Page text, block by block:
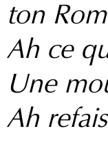
ton
Ah ce
Une
Ah